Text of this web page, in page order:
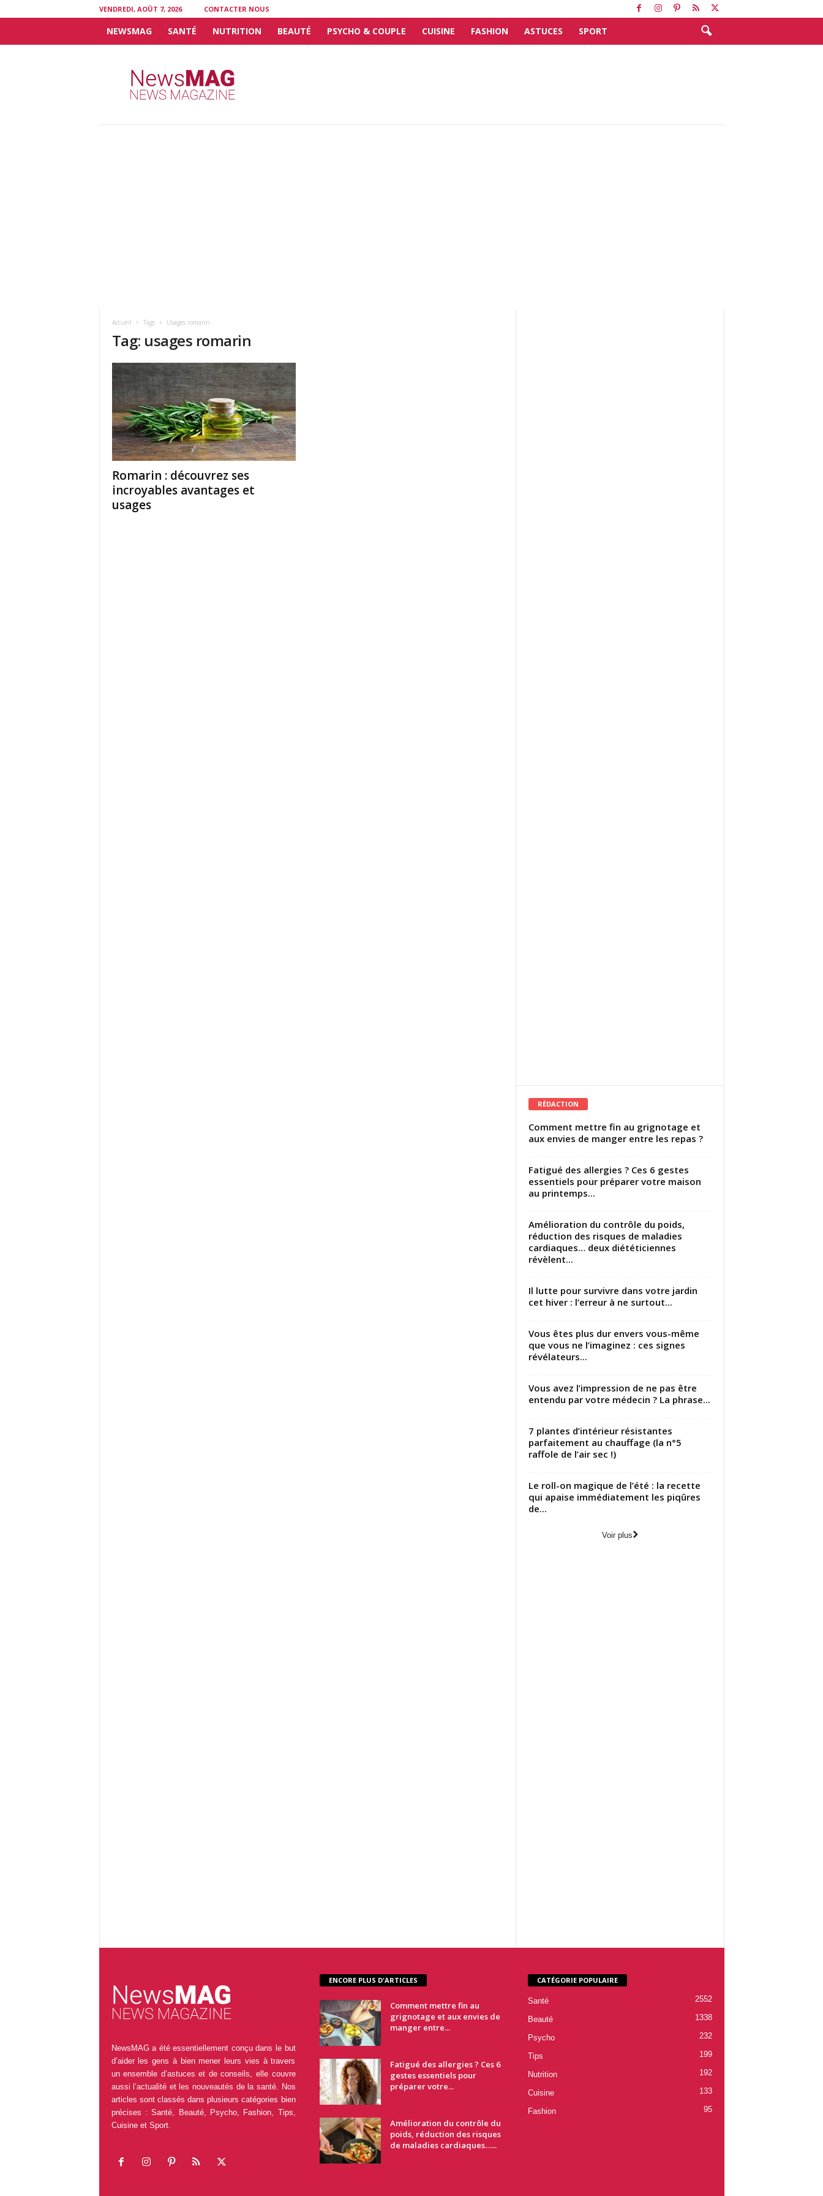
VENDREDI, AOÛT 7, 2026 CONTACTER NOUS
NEWSMAG SANTÉ NUTRITION BEAUTÉ PSYCHO & COUPLE CUISINE FASHION ASTUCES SPORT
Accueil Tags Usages romarin
Tag: usages romarin
Romarin : découvrez ses
incroyables avantages et
usages
RÉDACTION
Comment mettre fin au grignotage et
aux envies de manger entre les repas ?
Fatigué des allergies ? Ces 6 gestes
essentiels pour préparer votre maison
au printemps...
Amélioration du contrôle du poids,
réduction des risques de maladies
cardiaques… deux diététiciennes
révèlent...
Il lutte pour survivre dans votre jardin
cet hiver : l’erreur à ne surtout...
Vous êtes plus dur envers vous-même
que vous ne l’imaginez : ces signes
révélateurs...
Vous avez l’impression de ne pas être
entendu par votre médecin ? La phrase...
7 plantes d’intérieur résistantes
parfaitement au chauffage (la n°5
raffole de l’air sec !)
Le roll-on magique de l’été : la recette
qui apaise immédiatement les piqûres
de...
Voir plus
NewsMAG a été essentiellement conçu dans le but
d’aider les gens à bien mener leurs vies à travers
un ensemble d’astuces et de conseils, elle couvre
aussi l’actualité et les nouveautés de la santé. Nos
articles sont classés dans plusieurs catégories bien
précises : Santé, Beauté, Psycho, Fashion, Tips,
Cuisine et Sport.
ENCORE PLUS D'ARTICLES
Comment mettre fin au
grignotage et aux envies de
manger entre...
Fatigué des allergies ? Ces 6
gestes essentiels pour
préparer votre...
Amélioration du contrôle du
poids, réduction des risques
de maladies cardiaques…...
CATÉGORIE POPULAIRE
Santé 2552
Beauté 1338
Psycho 232
Tips 199
Nutrition 192
Cuisine 133
Fashion 95